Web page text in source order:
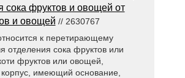
сока фруктов и овощей от
и овощей // 2630767
к перетирающему
отделения сока фруктов или
фруктов или овощей,
имеющий основание,